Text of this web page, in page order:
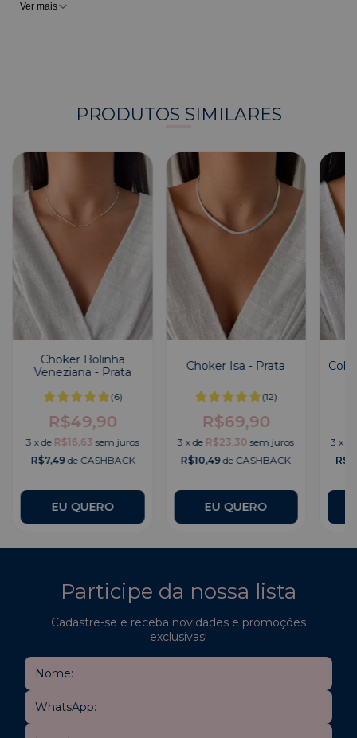
Ver mais
PRODUTOS SIMILARES
Choker Bolinha
Veneziana - Prata
(6)
R$49,90
3 xde R$16,63 sem juros
R$7,49de CASHBACK
Choker Isa - Prata
(12)
R$69,90
3 xde R$23,30 sem juros
R$10,49de CASHBACK
3 x
Participe da nossa lista
Cadastre-se e receba novidades e promoções
exclusivas!